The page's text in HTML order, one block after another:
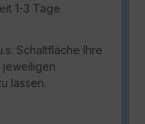
1-3 Tage
Schaltfläche Ihre
jeweiligen
lassen.